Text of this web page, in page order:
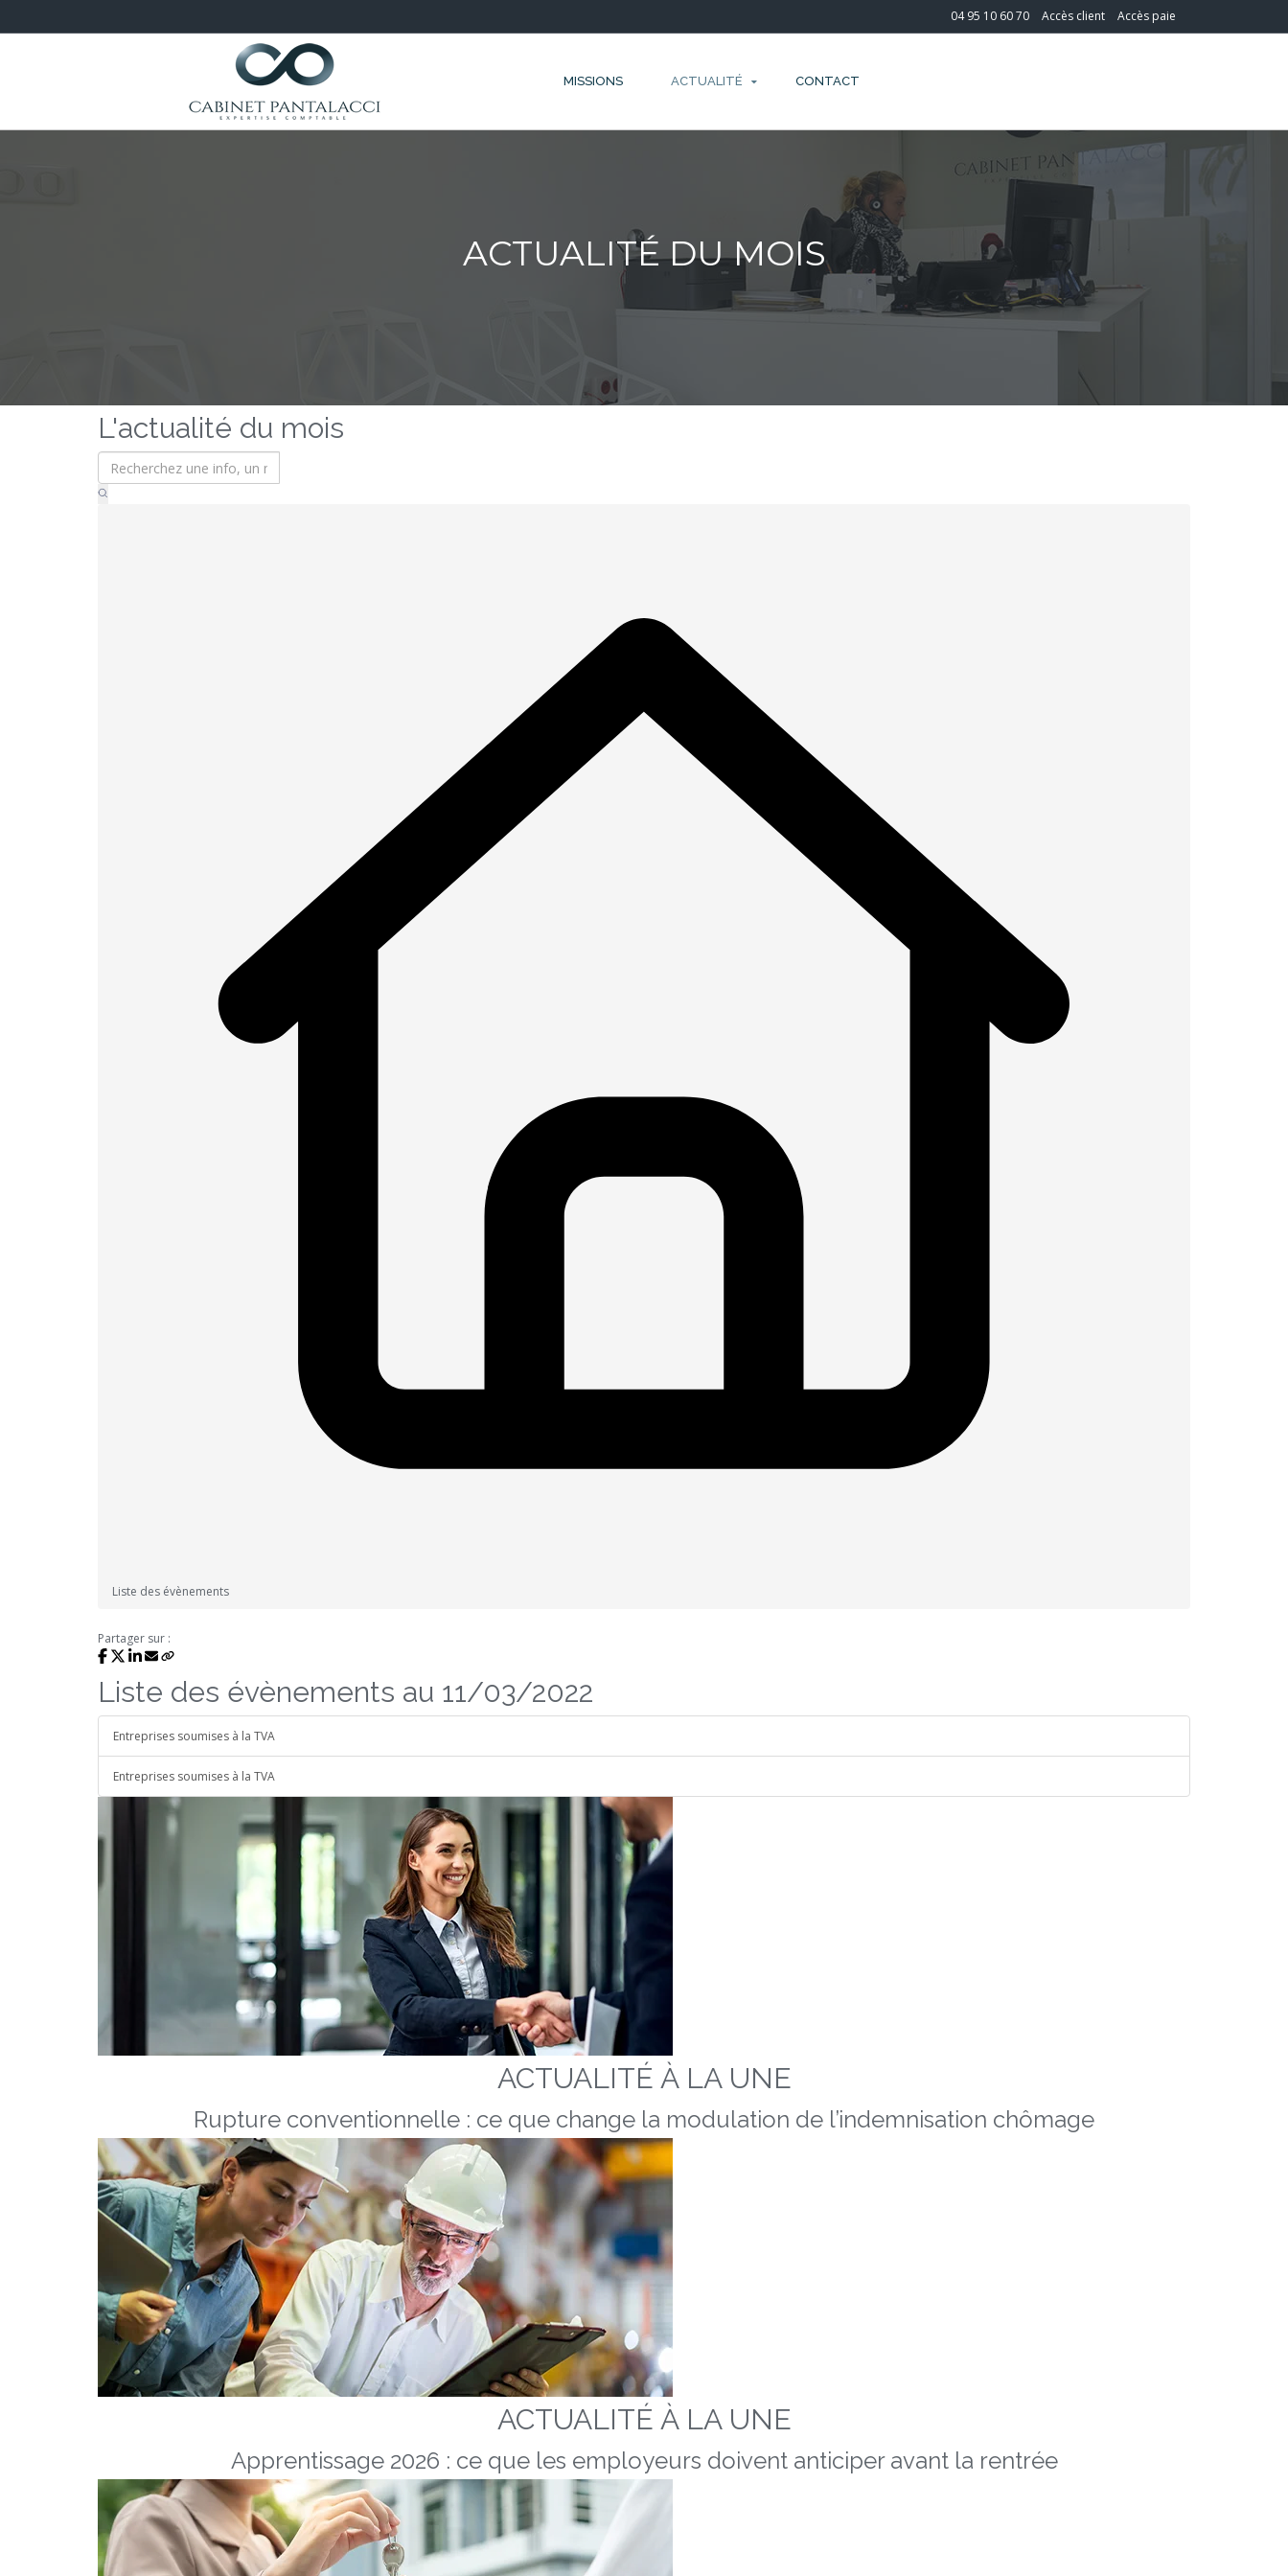
04 95 10 60 70 Accès client Accès paie
MISSIONS ACTUALITÉ CONTACT
ACTUALITÉ DU MOIS
L'actualité du mois
Liste des évènements
Partager sur :
Liste des évènements au 11/03/2022
Entreprises soumises à la TVA
Entreprises soumises à la TVA
ACTUALITÉ À LA UNE
Rupture conventionnelle : ce que change la modulation de l’indemnisation chômage
ACTUALITÉ À LA UNE
Apprentissage 2026 : ce que les employeurs doivent anticiper avant la rentrée